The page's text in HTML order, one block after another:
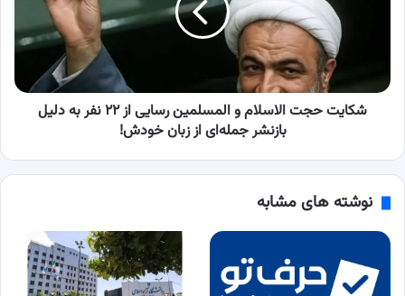
نفر
جمله‌ای
شکایت حجت الاسلام و المسلمین رسایی از ۲۲ نفر به دلیل
بازنشر جمله‌ای از زبان خودش!
نوشته های مشابه